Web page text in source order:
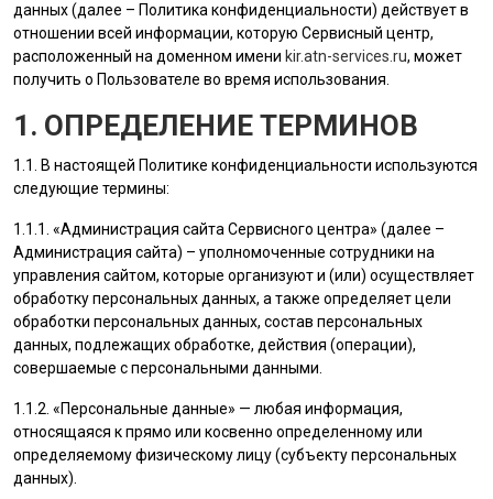
данных (далее – Политика конфиденциальности) действует в
отношении всей информации, которую Сервисный центр,
расположенный на доменном имени kir.atn-services.ru, может
получить о Пользователе во время использования.
1. ОПРЕДЕЛЕНИЕ ТЕРМИНОВ
1.1. В настоящей Политике конфиденциальности используются
следующие термины:
1.1.1. «Администрация сайта Сервисного центра» (далее –
Администрация сайта) – уполномоченные сотрудники на
управления сайтом, которые организуют и (или) осуществляет
обработку персональных данных, а также определяет цели
обработки персональных данных, состав персональных
данных, подлежащих обработке, действия (операции),
совершаемые с персональными данными.
1.1.2. «Персональные данные» — любая информация,
относящаяся к прямо или косвенно определенному или
определяемому физическому лицу (субъекту персональных
данных).